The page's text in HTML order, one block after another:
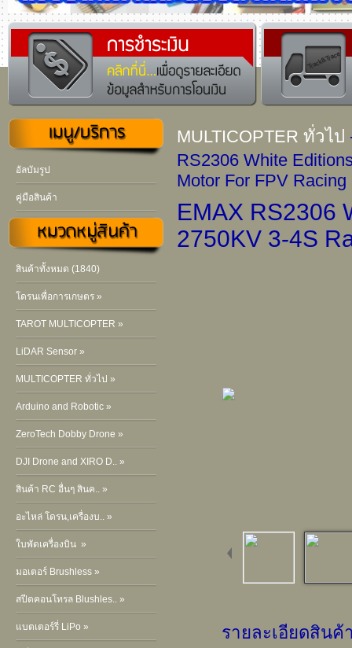
อัลบัมรูป
คู่มือสินค้า
สินค้าทั้งหมด (1840)
โดรนเพื่อการเกษตร »
TAROT MULTICOPTER »
LiDAR Sensor »
MULTICOPTER ทั่วไป »
Arduino and Robotic »
ZeroTech Dobby Drone »
DJI Drone and XIRO D.. »
สินค้า RC อื่นๆ สินค.. »
อะไหล่ โดรน,เครื่องบ.. »
ใบพัดเครื่องบิน »
มอเตอร์ Brushless »
สปีดคอนโทรล Blushles.. »
แบตเตอร์รี่ LiPo »
MULTICOPTER ทั่วไป
RS2306 White
Motor For FPV Racing
EMAX RS2306
2750KV 3-4S
รายละเอียดสินค้